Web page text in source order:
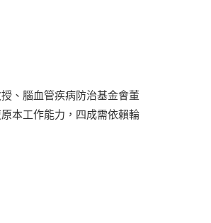
、腦血管疾病防治基金會董
本工作能力，四成需依賴輪